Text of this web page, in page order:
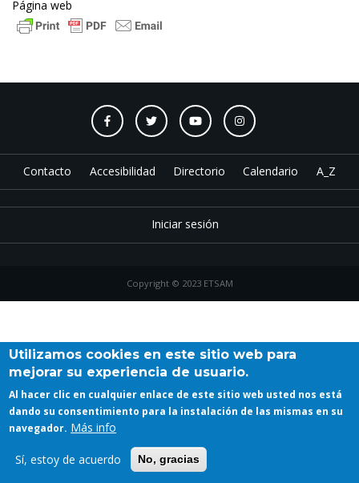
Página web
Contacto Accesibilidad Directorio Calendario A_Z
Iniciar sesión
Copyright © 2023 ETSAM
Utilizamos cookies en este sitio web para
mejorar su experiencia de usuario.
Al hacer clic en cualquier enlace de este sitio web usted nos está
dando su consentimiento para la instalación de las mismas en su
navegador. Más info
Sí, estoy de acuerdo No, gracias